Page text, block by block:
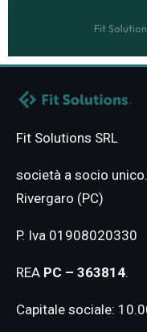
Fit
Fit Solutions SRL
società a socio
Rivergaro (PC)
P. Iva 01908020330
REA PC – 363814.
Capitale sociale: